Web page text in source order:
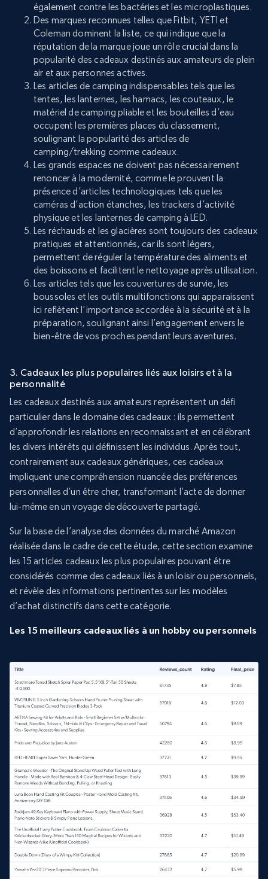
également contre les bactéries et les microplastiques.
Des marques reconnues telles que Fitbit, YETI et
Coleman dominent la liste, ce qui indique que la
réputation de la marque joue un rôle crucial dans la
popularité des cadeaux destinés aux amateurs de plein
air et aux personnes actives.
Les articles de camping indispensables tels que les
tentes, les lanternes, les hamacs, les couteaux, le
matériel de camping pliable et les bouteilles d’eau
occupent les premières places du classement,
soulignant la popularité des articles de
camping/trekking comme cadeaux.
Les grands espaces ne doivent pas nécessairement
renoncer à la modernité, comme le prouvent la
présence d’articles technologiques tels que les
caméras d’action étanches, les trackers d’activité
physique et les lanternes de camping à LED.
Les réchauds et les glacières sont toujours des cadeaux
pratiques et attentionnés, car ils sont légers,
permettent de réguler la température des aliments et
des boissons et facilitent le nettoyage après utilisation.
Les articles tels que les couvertures de survie, les
boussoles et les outils multifonctions qui apparaissent
ici reflètent l’importance accordée à la sécurité et à la
préparation, soulignant ainsi l’engagement envers le
bien-être de vos proches pendant leurs aventures.
3. Cadeaux les plus populaires liés aux loisirs et à la
personnalité
Les cadeaux destinés aux amateurs représentent un défi
particulier dans le domaine des cadeaux : ils permettent
d’approfondir les relations en reconnaissant et en célébrant
les divers intérêts qui définissent les individus. Après tout,
contrairement aux cadeaux génériques, ces cadeaux
impliquent une compréhension nuancée des préférences
personnelles d’un être cher, transformant l’acte de donner
lui-même en un voyage de découverte partagé.
Sur la base de l’analyse des données du marché Amazon
réalisée dans le cadre de cette étude, cette section examine
les 15 articles cadeaux les plus populaires pouvant être
considérés comme des cadeaux liés à un loisir ou personnels,
et révèle des informations pertinentes sur les modèles
d’achat distinctifs dans cette catégorie.
Les 15 meilleurs cadeaux liés à un hobby ou personnels